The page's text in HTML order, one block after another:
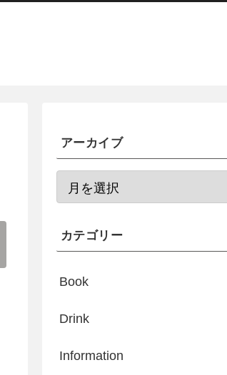
アーカイブ
カテゴリー
Book
Drink
Information